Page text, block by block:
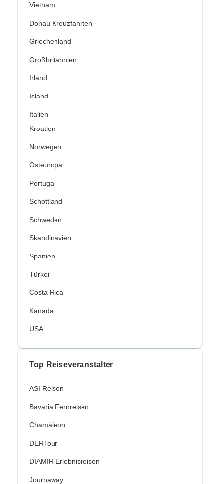
Vietnam
Donau Kreuzfahrten
Griechenland
Großbritannien
Irland
Island
Italien
Kroatien
Norwegen
Osteuropa
Portugal
Schottland
Schweden
Skandinavien
Spanien
Türkei
Costa Rica
Kanada
USA
Top Reiseveranstalter
ASI Reisen
Bavaria Fernreisen
Chamäleon
DERTour
DIAMIR Erlebnisreisen
Journaway